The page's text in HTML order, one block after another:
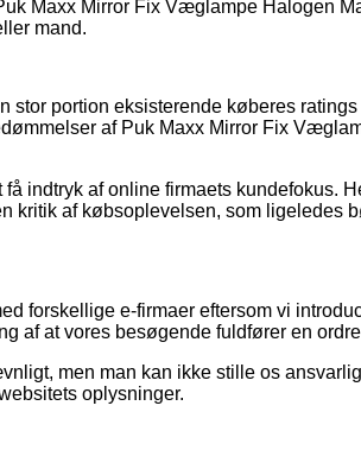
Maxx Mirror Fix Væglampe Halogen
mand.
portion eksisterende køberes ratings
af Puk Maxx Mirror Fix
indtryk af online firmaets kundefokus.
kritik af købsoplevelsen, som ligeledes
forskellige e-firmaer eftersom vi
af at vores besøgende fuldfører en
men man kan ikke stille os
oplysninger.